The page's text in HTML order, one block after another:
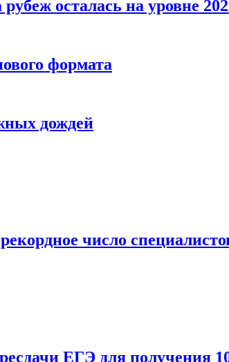
осталась на уровне
формата
дождей
число
ЕГЭ для получения